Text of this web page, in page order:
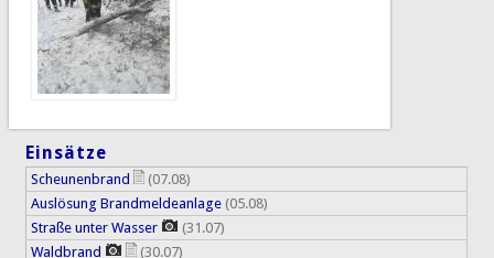
Einsätze
Scheunenbrand
(07.08)
Auslösung Brandmeldeanlage (05.08)
Straße unter Wasser
(31.07)
Waldbrand
(30.07)